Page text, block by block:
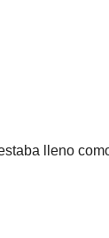
lleno